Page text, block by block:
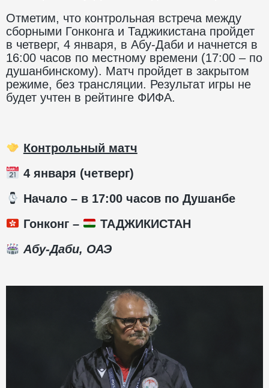
Отметим, что контрольная встреча между
сборными Гонконга и Таджикистана пройдет
в четверг, 4 января, в Абу-Даби и начнется в
16:00 часов по местному времени (17:00 – по
душанбинскому). Матч пройдет в закрытом
режиме, без трансляции. Результат игры не
будет учтен в рейтинге ФИФА.
Контрольный матч
4 января (четверг)
️ Начало – в 17:00 часов по Душанбе
Гонконг –
ТАДЖИКИСТАН
Абу-Даби, ОАЭ